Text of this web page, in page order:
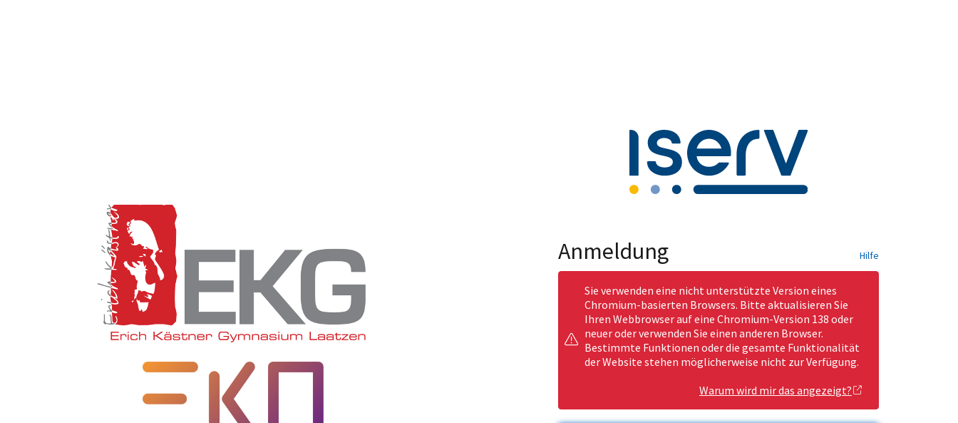
Anmeldung Hilfe
Sie verwenden eine nicht unterstützte Version eines
Chromium-basierten Browsers. Bitte aktualisieren Sie
Ihren Webbrowser auf eine Chromium-Version 138 oder
neuer oder verwenden Sie einen anderen Browser.
Bestimmte Funktionen oder die gesamte Funktionalität
der Website stehen möglicherweise nicht zur Verfügung.
Warum wird mir das angezeigt?